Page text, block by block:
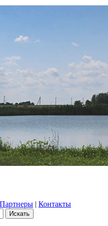
Партнеры | Контакты